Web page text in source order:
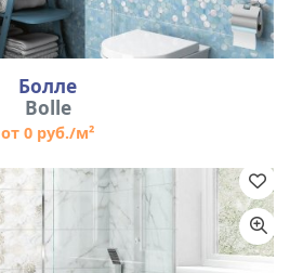
Болле
Bolle
от 0 руб./м²